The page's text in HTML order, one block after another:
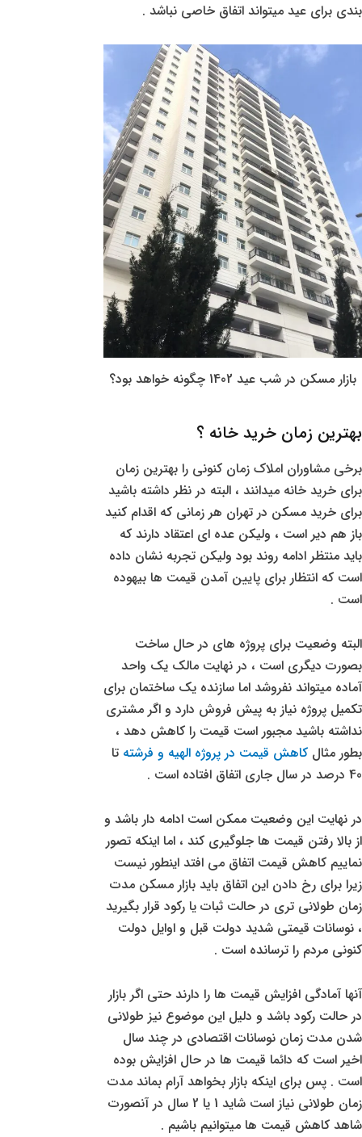
بندی برای عید میتواند اتفاق خاصی نباشد .
بازار مسکن در شب عید 1402 چگونه خواهد بود؟
بهترین زمان خرید خانه ؟
برخی مشاوران املاک زمان کنونی را بهترین زمان
برای خرید خانه میدانند ، البته در نظر داشته باشید
برای خرید مسکن در تهران هر زمانی که اقدام کنید
باز هم دیر است ، ولیکن عده ای اعتقاد دارند که
باید منتظر ادامه روند بود ولیکن تجربه نشان داده
است که انتظار برای پایین آمدن قیمت ها بیهوده
است .
البته وضعیت برای پروژه های در حال ساخت
بصورت دیگری است ، در نهایت مالک یک واحد
آماده میتواند نفروشد اما سازنده یک ساختمان برای
تکمیل پروژه نیاز به پیش فروش دارد و اگر مشتری
نداشته باشید مجبور است قیمت را کاهش دهد ،
بطور مثال کاهش قیمت در پروژه الهیه و فرشته تا
40 درصد در سال جاری اتفاق افتاده است .
در نهایت این وضعیت ممکن است ادامه دار باشد و
از بالا رفتن قیمت ها جلوگیری کند ، اما اینکه تصور
نماییم کاهش قیمت اتفاق می افتد اینطور نیست
زیرا برای رخ دادن این اتفاق باید بازار مسکن مدت
زمان طولانی تری در حالت ثبات یا رکود قرار بگیرید
، نوسانات قیمتی شدید دولت قبل و اوایل دولت
کنونی مردم را ترسانده است .
آنها آمادگی افزایش قیمت ها را دارند حتی اگر بازار
در حالت رکود باشد و دلیل این موضوع نیز طولانی
شدن مدت زمان نوسانات اقتصادی در چند سال
اخیر است که دائما قیمت ها در حال افزایش بوده
است . پس برای اینکه بازار بخواهد آرام بماند مدت
زمان طولانی نیاز است شاید 1 یا 2 سال در آنصورت
شاهد کاهش قیمت ها میتوانیم باشیم .